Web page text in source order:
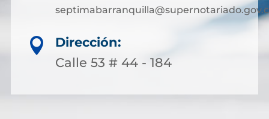

Dirección:
Calle 53 # 44 - 184